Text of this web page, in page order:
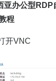
亚办公型RDP
程
开VNC